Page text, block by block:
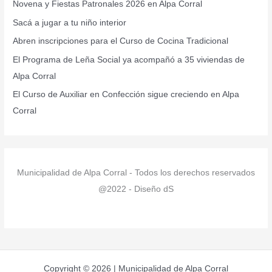
p
o
r
:
Novena y Fiestas Patronales 2026 en Alpa Corral
Sacá a jugar a tu niño interior
Abren inscripciones para el Curso de Cocina Tradicional
El Programa de Leña Social ya acompañó a 35 viviendas de
Alpa Corral
El Curso de Auxiliar en Confección sigue creciendo en Alpa
Corral
Municipalidad de Alpa Corral - Todos los derechos reservados
@2022 - Diseño dS
Copyright © 2026 | Municipalidad de Alpa Corral